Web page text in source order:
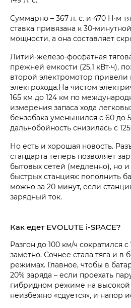
Суммарно – 367 л. с. и 470 Н·м
ставка привязана к
мощности, а она составляет
Литий-железо-фосфатная
прежней емкости (25,1 кВт·ч),
второй электромотор привели
электрохода.На чистом
165 км до 124 км по
измерения запаса хода
бензобака уменьшился с 60 до
дальнобойность снизилась с
Но есть и хорошая новость.
стандарта теперь позволяет
бытовых сетей (медленно), но
быстрых станциях: пополнить
можно за 20 минут, если
зарядный ток.
Как едет EVOLUTE i‑SPACE?
Разгон до 100 км/ч сократился с
заметно. Сочнее стала тяга и в
режимах. Главное, чтобы в
20% заряда – если проехать
гибридном режиме на высокой
неизбежно «сдуется», и напор